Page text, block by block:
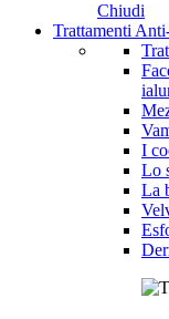
Chiudi
Trattamenti
I
Lo
La